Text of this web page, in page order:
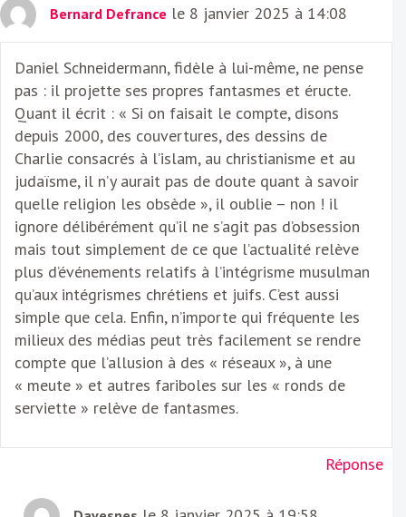
Bernard Defrance le 8 janvier 2025 à 14:08
Daniel Schneidermann, fidèle à lui-même, ne pense
pas : il projette ses propres fantasmes et éructe.
Quant il écrit : « Si on faisait le compte, disons
depuis 2000, des couvertures, des dessins de
Charlie consacrés à l’islam, au christianisme et au
judaïsme, il n’y aurait pas de doute quant à savoir
quelle religion les obsède », il oublie – non ! il
ignore délibérément qu’il ne s’agit pas d’obsession
mais tout simplement de ce que l’actualité relève
plus d’événements relatifs à l’intégrisme musulman
qu’aux intégrismes chrétiens et juifs. C’est aussi
simple que cela. Enfin, n’importe qui fréquente les
milieux des médias peut très facilement se rendre
compte que l’allusion à des « réseaux », à une
« meute » et autres fariboles sur les « ronds de
serviette » relève de fantasmes.
Réponse